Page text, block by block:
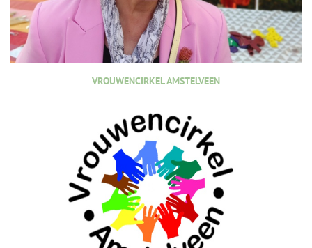
VROUWENCIRKEL AMSTELVEEN